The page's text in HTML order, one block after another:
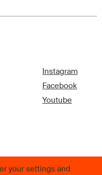
your settings and
Instagram
Facebook
Youtube